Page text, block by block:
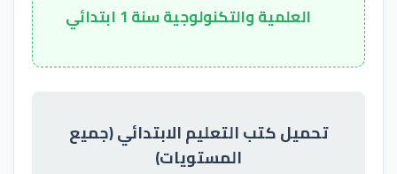
العلمية والتكنولوجية سنة 1 ابتدائي
تحميل كتب التعليم الابتدائي (جميع
المستويات)